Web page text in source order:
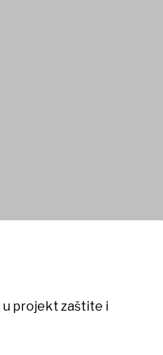
u projekt zaštite i